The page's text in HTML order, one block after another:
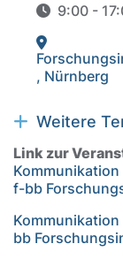
Zeit9:00 -
, Nürnberg
Weitere
Weitere
Link zur
f-bb
bb